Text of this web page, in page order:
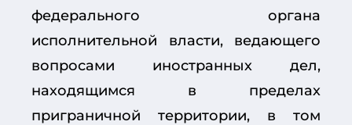
федерального органа
исполнительной власти, ведающего
вопросами иностранных дел,
находящимся в пределах
приграничной территории, в том